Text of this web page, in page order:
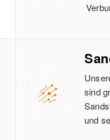
sind
und